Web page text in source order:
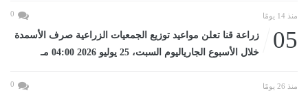
منذ 14 يومًا 0
05
زراعة قنا تعلن مواعيد توزيع الجمعيات الزراعية صرف الأسمدة
خلال الأسبوع الجارياليوم السبت، 25 يوليو 2026 04:00 مـ
منذ 26 يومًا 0